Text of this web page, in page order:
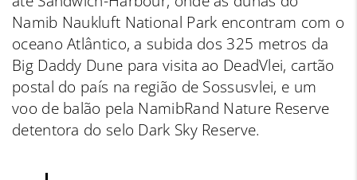
Namib Naukluft National Park encontram com o
oceano Atlântico, a subida dos 325 metros da
Big Daddy Dune para visita ao DeadVlei, cartão
postal do país na região de Sossusvlei, e um
voo de balão pela NamibRand Nature Reserve
detentora do selo Dark Sky Reserve.